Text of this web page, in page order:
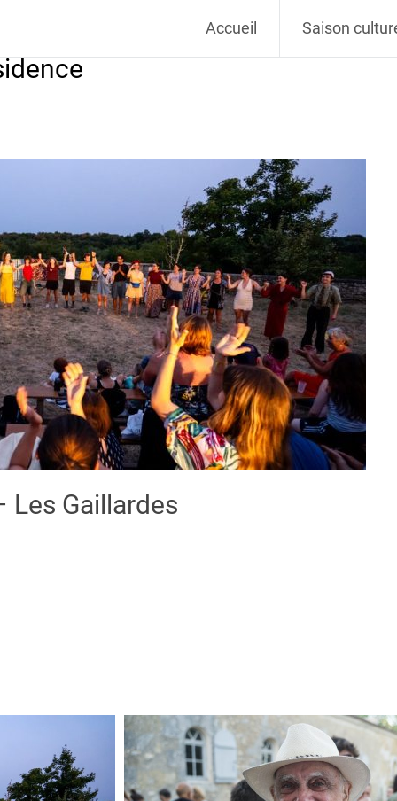
Accueil Saison
Les Gaillardes